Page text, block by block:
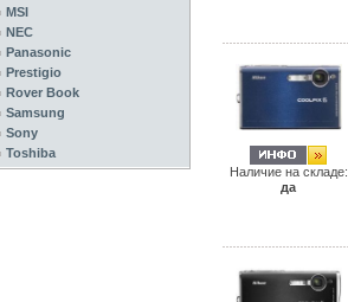
MSI
NEC
Panasonic
Prestigio
Rover Book
Samsung
Sony
Toshiba
Наличие на складе:
да